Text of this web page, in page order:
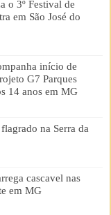
o 3º Festival de
em São José do
início de
G7 Parques
14 anos em MG
na Serra da
cascavel nas
em MG